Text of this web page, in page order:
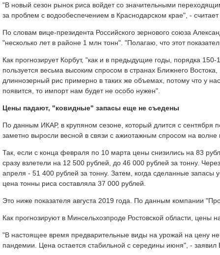
"В новый сезон рынок риса войдет со значительными
за проблем с водообеспечением в Краснодарском крае", - считает
По словам вице-президента Российского зернового союза
"несколько лет в районе 1 млн тонн". "Полагаю, что этот
Как прогнозирует Корбут, "как и в предыдущие годы, порядка
пользуется весьма высоким спросом в странах Ближнего
длиннозерный рис примерно в таких же объемах, потому что у
появится, то импорт нам будет не особо нужен".
Цены падают, "ковидные" запасы еще не съедены
По данным ИКАР, в крупяном сезоне, который длится с сентября
заметно выросли весной в связи с ажиотажным спросом на
Так, если с конца февраля по 10 марта цены снизились на 83
сразу взлетели на 12 500 рублей, до 46 000 рублей за тонну.
апреля - 51 400 рублей за тонну. Затем, когда сделанные
цена тонны риса составляла 37 000 рублей.
Это ниже показателя августа 2019 года. По данным компании
Как прогнозируют в Минсельхозпроде Ростовской области, цены
"В настоящее время предварительные виды на урожай на цену не
пандемии. Цена остается стабильной с середины июня", -